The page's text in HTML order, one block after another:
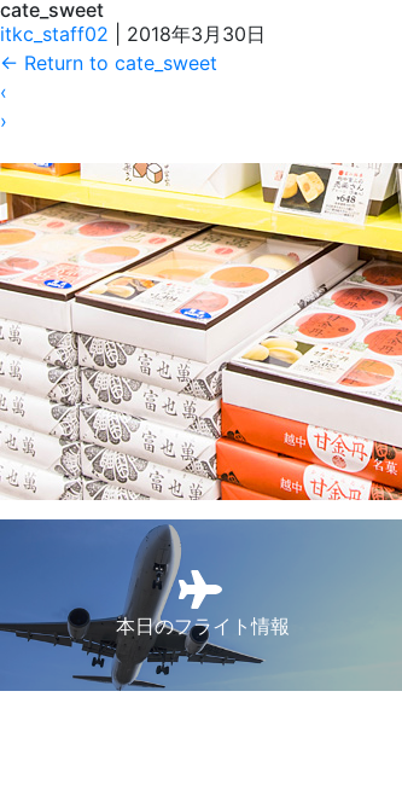
cate_sweet
itkc_staff02
2018年3月30日
← Return to cate_sweet
‹
›
本日のフライト情報